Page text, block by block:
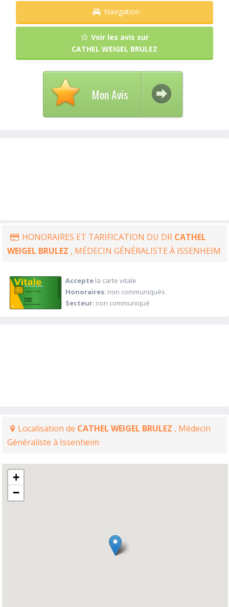
Navigation
Voir les avis sur
CATHEL WEIGEL BRULEZ
Mon Avis
HONORAIRES ET TARIFICATION DU DR CATHEL
WEIGEL BRULEZ , MÉDECIN GÉNÉRALISTE À ISSENHEIM
Acceptela carte vitale
Honoraires: non communiqués
Secteur: non communiqué
Localisation de CATHEL WEIGEL BRULEZ , Médecin
Généraliste à Issenheim
+
−